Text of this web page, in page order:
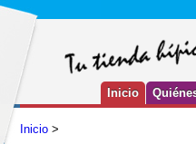
Inicio
Inicio >